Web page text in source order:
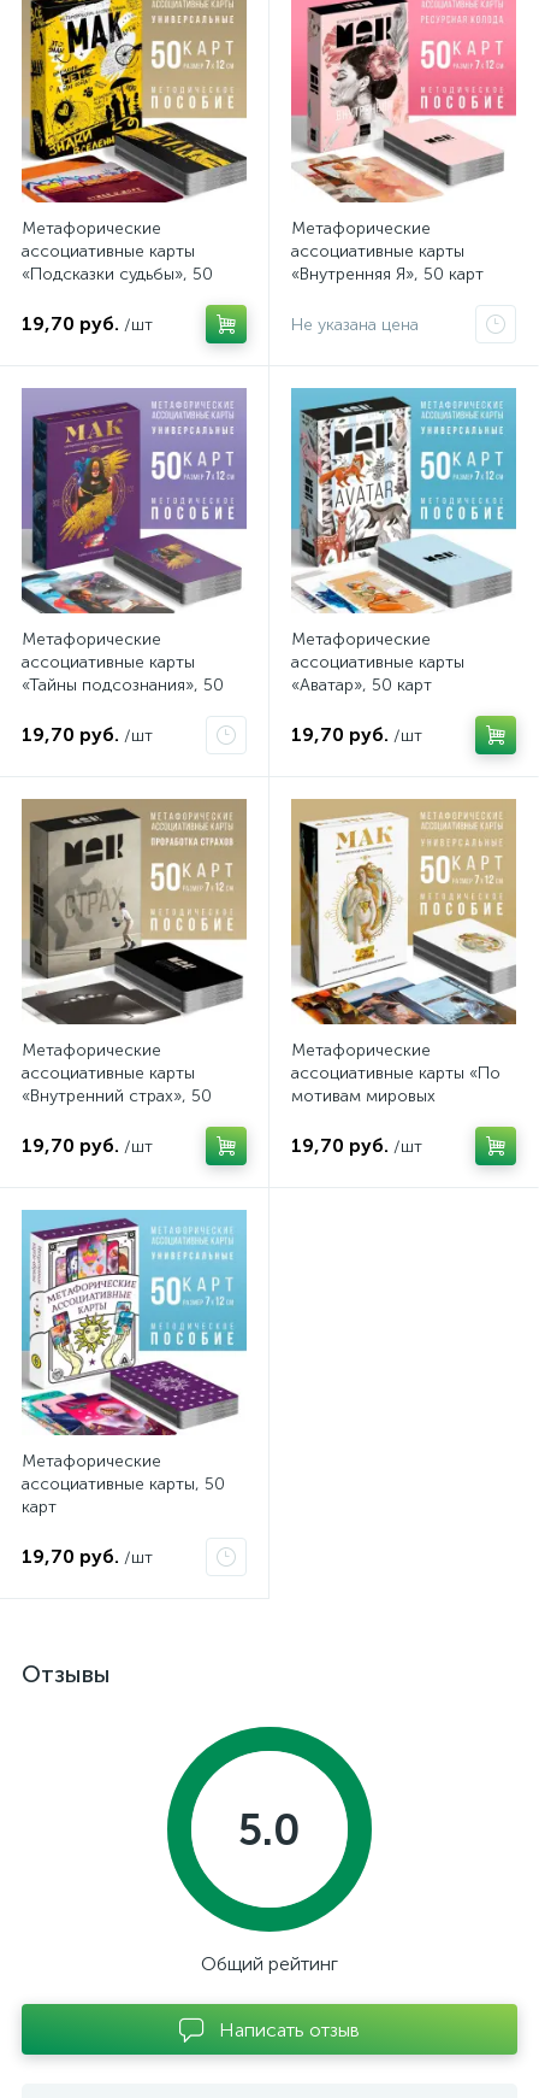
Метафорические
ассоциативные карты
«Подсказки судьбы», 50
19,70 руб. /шт
Метафорические
ассоциативные карты
«Внутренняя Я», 50 карт
Не указана цена
Метафорические
ассоциативные карты
«Тайны подсознания», 50
19,70 руб. /шт
Метафорические
ассоциативные карты
«Аватар», 50 карт
19,70 руб. /шт
Метафорические
ассоциативные карты
«Внутренний страх», 50
19,70 руб. /шт
Метафорические
ассоциативные карты «По
мотивам мировых
19,70 руб. /шт
Метафорические
ассоциативные карты, 50
карт
19,70 руб. /шт
Отзывы
5.0
Общий рейтинг
Написать отзыв